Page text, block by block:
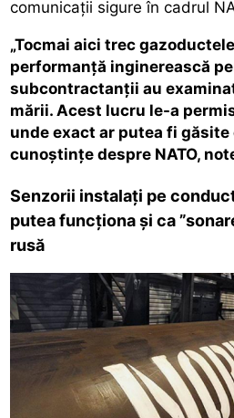
comunicații sigure în cadrul
„Tocmai aici trec
performanță inginerească
subcontractanții au
mării. Acest lucru le-a
unde exact ar putea fi găsite
cunoștințe despre NATO,
Senzorii instalați pe
putea funcționa și ca
rusă